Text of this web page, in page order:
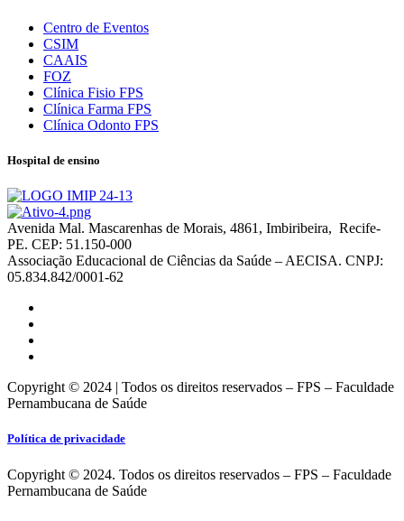
Centro de Eventos
CSIM
CAAIS
FOZ
Clínica Fisio FPS
Clínica Farma FPS
Clínica Odonto FPS
Hospital de ensino
Avenida Mal. Mascarenhas de Morais, 4861, Imbiribeira, Recife-
PE. CEP: 51.150-000
Associação Educacional de Ciências da Saúde – AECISA. CNPJ:
05.834.842/0001-62
Copyright © 2024 | Todos os direitos reservados – FPS – Faculdade
Pernambucana de Saúde
Política de privacidade
Copyright © 2024. Todos os direitos reservados – FPS – Faculdade
Pernambucana de Saúde